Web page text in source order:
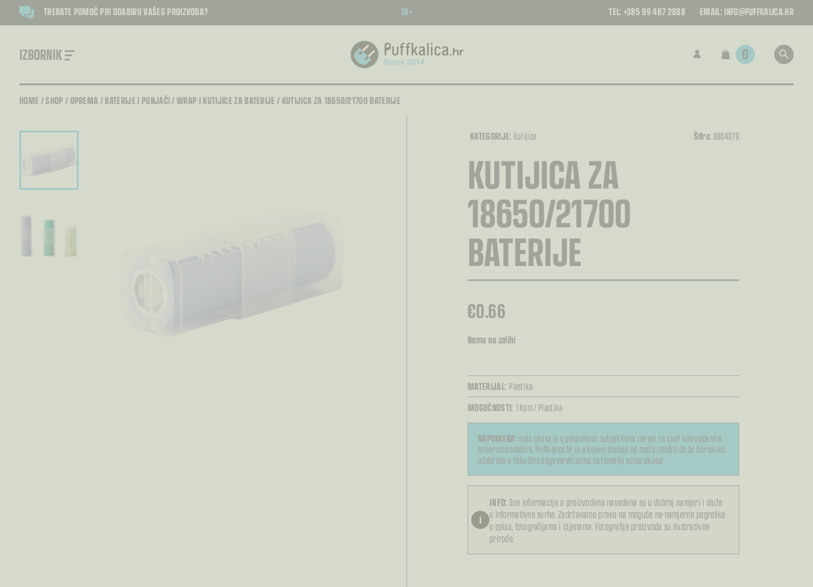
TREBATE POMOĆ PRI ODABIRU VAŠEG PROIZVODA? 18+ TEL: +385 99 467 2888 EMAIL: INFO@PUFFKALICA.HR
IZBORNIK 0
HOME /SHOP /OPREMA/BATERIJE I PUNJAČI/WRAP I KUTIJICE ZA BATERIJE / KUTIJICA ZA 18650/21700 BATERIJE
KATEGORIJE: Kutijice Šifra:0804079
KUTIJICA ZA
18650/21700
BATERIJE
€0.66
Nema na zalihi
MATERIJAL: Plastika
MOGUĆNOSTI: 1 Kom / Plastika
NAPOMENA: opis okusa je u potpunosti subjektivne naravi, te služi kao općenita
smjernica odabira. Puffkalica.hr ni u kojem slučaju ne može jamčiti da će korisniku
odabrana e-tekućina odgovarati samo na temelju opisa okusa!
i
INFO: Sve informacije o proizvodima navedene su u dobroj namjeri i služe
u informativne svrhe. Zadržavamo pravo na moguće ne-namjerne pogreške
u opisu, fotografijama i cijenama. Fotografije proizvoda su ilustrativne
prirode.